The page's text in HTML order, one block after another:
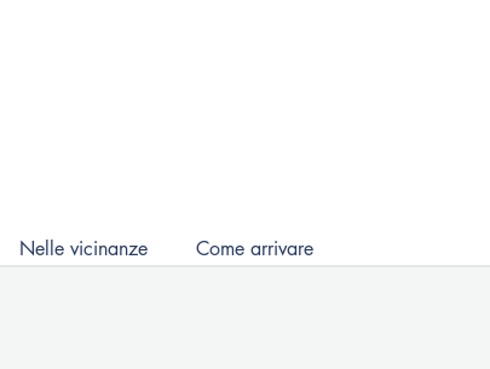
Nelle vicinanze Come arrivare